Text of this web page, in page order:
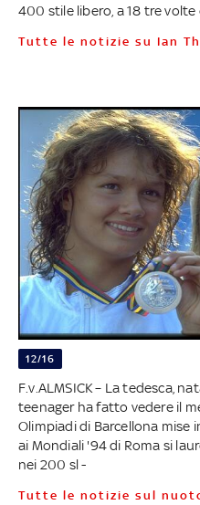
400 stile libero, a 18 tre volte
Tutte le notizie su Ian
12/16
F.v.ALMSICK – La tedesca,
teenager ha fatto vedere il
Olimpiadi di Barcellona mise
ai Mondiali '94 di Roma si
nei 200 sl -
Tutte le notizie sul